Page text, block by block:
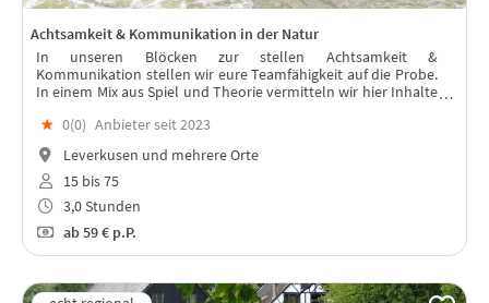
Achtsamkeit & Kommunikation in der Natur
In unseren Blöcken zur stellen Achtsamkeit &
Kommunikation stellen wir eure Teamfähigkeit auf die Probe.
In einem Mix aus Spiel und Theorie vermitteln wir hier Inhalte
★ 0(0) Anbieter seit 2023
Leverkusen und mehrere Orte
15 bis 75
3,0 Stunden
ab59 € p.P.